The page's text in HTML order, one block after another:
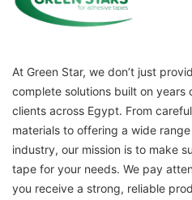
At Green Star, we don’t just
complete solutions built on
clients across Egypt. From
materials to offering a wide
industry, our mission is to make
tape for your needs. We pay
you receive a strong, reliable